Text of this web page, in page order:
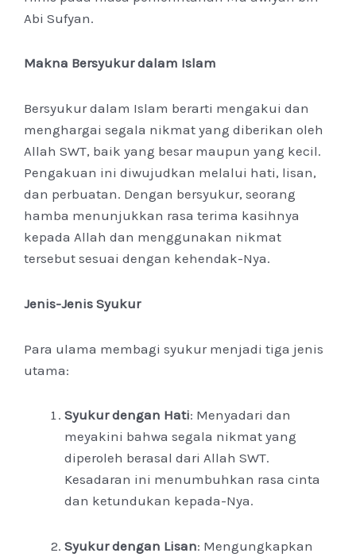
Abi Sufyan.
Makna Bersyukur dalam Islam
Bersyukur dalam Islam berarti mengakui dan
menghargai segala nikmat yang diberikan oleh
Allah SWT, baik yang besar maupun yang kecil.
Pengakuan ini diwujudkan melalui hati, lisan,
dan perbuatan. Dengan bersyukur, seorang
hamba menunjukkan rasa terima kasihnya
kepada Allah dan menggunakan nikmat
tersebut sesuai dengan kehendak-Nya.
Jenis-Jenis Syukur
Para ulama membagi syukur menjadi tiga jenis
utama:
Syukur dengan Hati: Menyadari dan
meyakini bahwa segala nikmat yang
diperoleh berasal dari Allah SWT.
Kesadaran ini menumbuhkan rasa cinta
dan ketundukan kepada-Nya.
Syukur dengan Lisan: Mengungkapkan